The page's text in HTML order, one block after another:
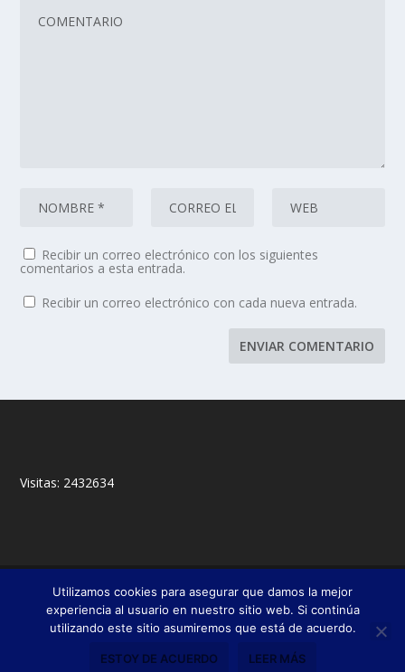
Recibir un correo electrónico con los siguientes
comentarios a esta entrada.
Recibir un correo electrónico con cada nueva entrada.
Visitas: 2432634
© 2018,Francisco Javier Fernández Chento & Mitxel
Olabuénaga|Zona privada
Esta web es una iniciativa privada de sus autores y no está relacionada con
Utilizamos cookies para asegurar que damos la mejor
experiencia al usuario en nuestro sitio web. Si continúa
utilizando este sitio asumiremos que está de acuerdo.
ESTOY DE ACUERDO LEER MÁS